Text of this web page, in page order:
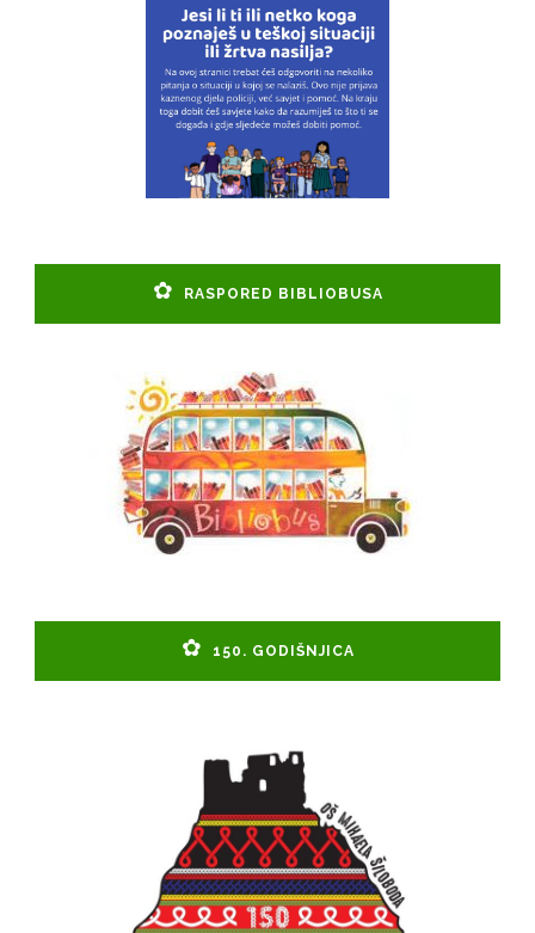
RASPORED BIBLIOBUSA
150. GODIŠNJICA